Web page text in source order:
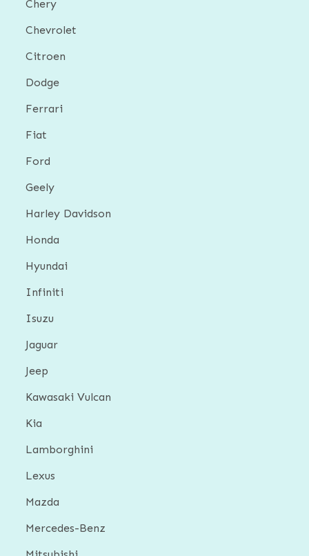
Chery
Chevrolet
Citroen
Dodge
Ferrari
Fiat
Ford
Geely
Harley Davidson
Honda
Hyundai
Infiniti
Isuzu
Jaguar
Jeep
Kawasaki Vulcan
Kia
Lamborghini
Lexus
Mazda
Mercedes-Benz